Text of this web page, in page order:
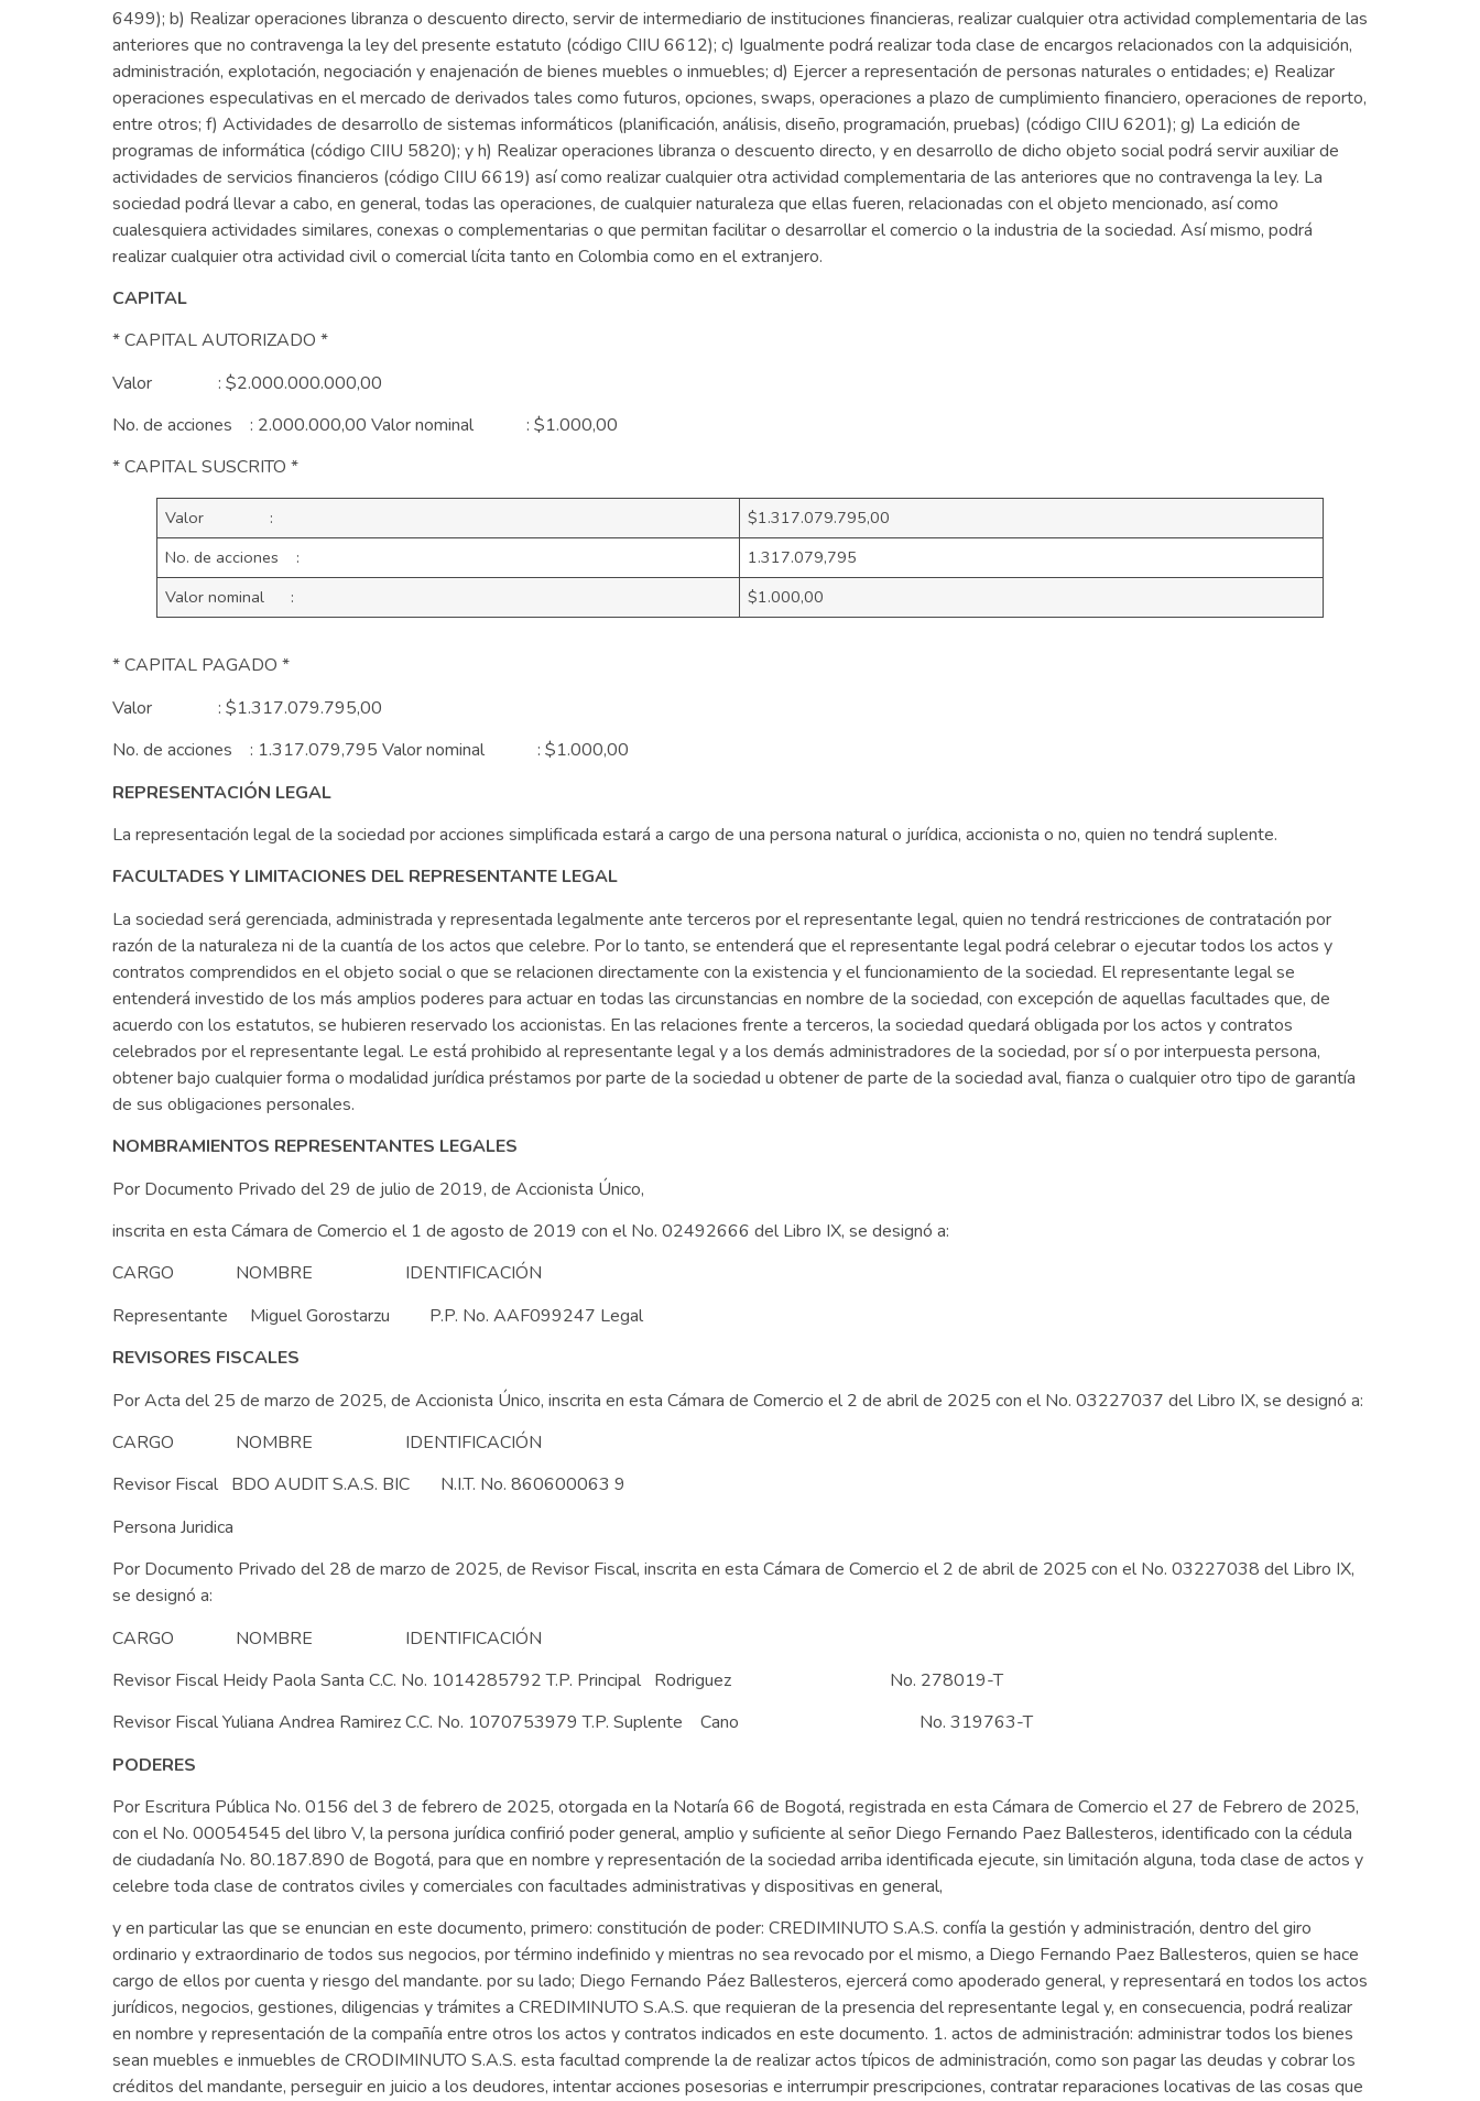
6499); b) Realizar operaciones libranza o descuento directo, servir de intermediario de instituciones financieras, realizar cualquier otra actividad complementaria de las
anteriores que no contravenga la ley del presente estatuto (código CIIU 6612); c) Igualmente podrá realizar toda clase de encargos relacionados con la adquisición,
administración, explotación, negociación y enajenación de bienes muebles o inmuebles; d) Ejercer a representación de personas naturales o entidades; e) Realizar
operaciones especulativas en el mercado de derivados tales como futuros, opciones, swaps, operaciones a plazo de cumplimiento financiero, operaciones de reporto,
entre otros; f) Actividades de desarrollo de sistemas informáticos (planificación, análisis, diseño, programación, pruebas) (código CIIU 6201); g) La edición de
programas de informática (código CIIU 5820); y h) Realizar operaciones libranza o descuento directo, y en desarrollo de dicho objeto social podrá servir auxiliar de
actividades de servicios financieros (código CIIU 6619) así como realizar cualquier otra actividad complementaria de las anteriores que no contravenga la ley. La
sociedad podrá llevar a cabo, en general, todas las operaciones, de cualquier naturaleza que ellas fueren, relacionadas con el objeto mencionado, así como
cualesquiera actividades similares, conexas o complementarias o que permitan facilitar o desarrollar el comercio o la industria de la sociedad. Así mismo, podrá
realizar cualquier otra actividad civil o comercial lícita tanto en Colombia como en el extranjero.
CAPITAL
* CAPITAL AUTORIZADO *
Valor : $2.000.000.000,00
No. de acciones : 2.000.000,00 Valor nominal : $1.000,00
* CAPITAL SUSCRITO *
Valor :
$1.317.079.795,00
No. de acciones :
1.317.079,795
Valor nominal :
$1.000,00
* CAPITAL PAGADO *
Valor : $1.317.079.795,00
No. de acciones : 1.317.079,795 Valor nominal : $1.000,00
REPRESENTACIÓN LEGAL
La representación legal de la sociedad por acciones simplificada estará a cargo de una persona natural o jurídica, accionista o no, quien no tendrá suplente.
FACULTADES Y LIMITACIONES DEL REPRESENTANTE LEGAL
La sociedad será gerenciada, administrada y representada legalmente ante terceros por el representante legal, quien no tendrá restricciones de contratación por
razón de la naturaleza ni de la cuantía de los actos que celebre. Por lo tanto, se entenderá que el representante legal podrá celebrar o ejecutar todos los actos y
contratos comprendidos en el objeto social o que se relacionen directamente con la existencia y el funcionamiento de la sociedad. El representante legal se
entenderá investido de los más amplios poderes para actuar en todas las circunstancias en nombre de la sociedad, con excepción de aquellas facultades que, de
acuerdo con los estatutos, se hubieren reservado los accionistas. En las relaciones frente a terceros, la sociedad quedará obligada por los actos y contratos
celebrados por el representante legal. Le está prohibido al representante legal y a los demás administradores de la sociedad, por sí o por interpuesta persona,
obtener bajo cualquier forma o modalidad jurídica préstamos por parte de la sociedad u obtener de parte de la sociedad aval, fianza o cualquier otro tipo de garantía
de sus obligaciones personales.
NOMBRAMIENTOS REPRESENTANTES LEGALES
Por Documento Privado del 29 de julio de 2019, de Accionista Único,
inscrita en esta Cámara de Comercio el 1 de agosto de 2019 con el No. 02492666 del Libro IX, se designó a:
CARGO NOMBRE IDENTIFICACIÓN
Representante Miguel Gorostarzu P.P. No. AAF099247 Legal
REVISORES FISCALES
Por Acta del 25 de marzo de 2025, de Accionista Único, inscrita en esta Cámara de Comercio el 2 de abril de 2025 con el No. 03227037 del Libro IX, se designó a:
CARGO NOMBRE IDENTIFICACIÓN
Revisor Fiscal BDO AUDIT S.A.S. BIC N.I.T. No. 860600063 9
Persona Juridica
Por Documento Privado del 28 de marzo de 2025, de Revisor Fiscal, inscrita en esta Cámara de Comercio el 2 de abril de 2025 con el No. 03227038 del Libro IX,
se designó a:
CARGO NOMBRE IDENTIFICACIÓN
Revisor Fiscal Heidy Paola Santa C.C. No. 1014285792 T.P. Principal Rodriguez No. 278019-T
Revisor Fiscal Yuliana Andrea Ramirez C.C. No. 1070753979 T.P. Suplente Cano No. 319763-T
PODERES
Por Escritura Pública No. 0156 del 3 de febrero de 2025, otorgada en la Notaría 66 de Bogotá, registrada en esta Cámara de Comercio el 27 de Febrero de 2025,
con el No. 00054545 del libro V, la persona jurídica confirió poder general, amplio y suficiente al señor Diego Fernando Paez Ballesteros, identificado con la cédula
de ciudadanía No. 80.187.890 de Bogotá, para que en nombre y representación de la sociedad arriba identificada ejecute, sin limitación alguna, toda clase de actos y
celebre toda clase de contratos civiles y comerciales con facultades administrativas y dispositivas en general,
y en particular las que se enuncian en este documento, primero: constitución de poder: CREDIMINUTO S.A.S. confía la gestión y administración, dentro del giro
ordinario y extraordinario de todos sus negocios, por término indefinido y mientras no sea revocado por el mismo, a Diego Fernando Paez Ballesteros, quien se hace
cargo de ellos por cuenta y riesgo del mandante. por su lado; Diego Fernando Páez Ballesteros, ejercerá como apoderado general, y representará en todos los actos
jurídicos, negocios, gestiones, diligencias y trámites a CREDIMINUTO S.A.S. que requieran de la presencia del representante legal y, en consecuencia, podrá realizar
en nombre y representación de la compañía entre otros los actos y contratos indicados en este documento. 1. actos de administración: administrar todos los bienes
sean muebles e inmuebles de CRODIMINUTO S.A.S. esta facultad comprende la de realizar actos típicos de administración, como son pagar las deudas y cobrar los
créditos del mandante, perseguir en juicio a los deudores, intentar acciones posesorias e interrumpir prescripciones, contratar reparaciones locativas de las cosas que